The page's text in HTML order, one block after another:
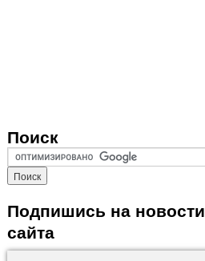
Поиск
Подпишись на новости
сайта